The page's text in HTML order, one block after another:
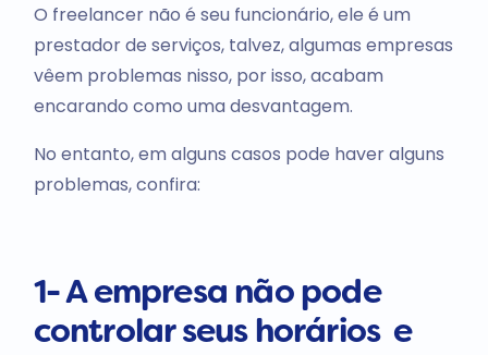
O freelancer não é seu funcionário, ele é um
prestador de serviços, talvez, algumas empresas
vêem problemas nisso, por isso, acabam
encarando como uma desvantagem.
No entanto, em alguns casos pode haver alguns
problemas, confira:
1- A empresa não pode
controlar seus horários e